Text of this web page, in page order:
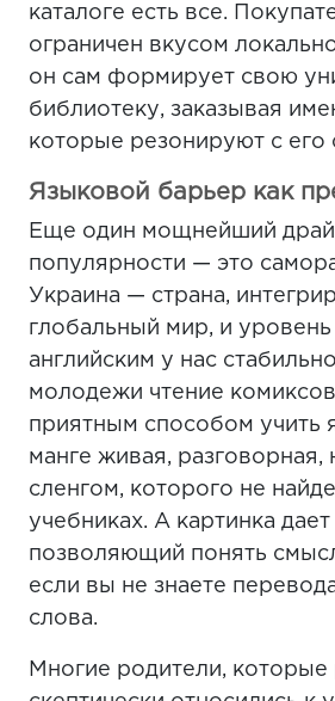
каталоге есть все.
ограничен вкусом
он сам формирует свою
библиотеку, заказывая
которые резонируют с его
Языковой барьер как
Еще один мощнейший
популярности — это
Украина — страна,
глобальный мир, и уровень
английским у нас
молодежи чтение
приятным способом учить
манге живая, разговорная,
сленгом, которого не
учебниках. А картинка дает
позволяющий понять
если вы не знаете
слова.
Многие родители, которые